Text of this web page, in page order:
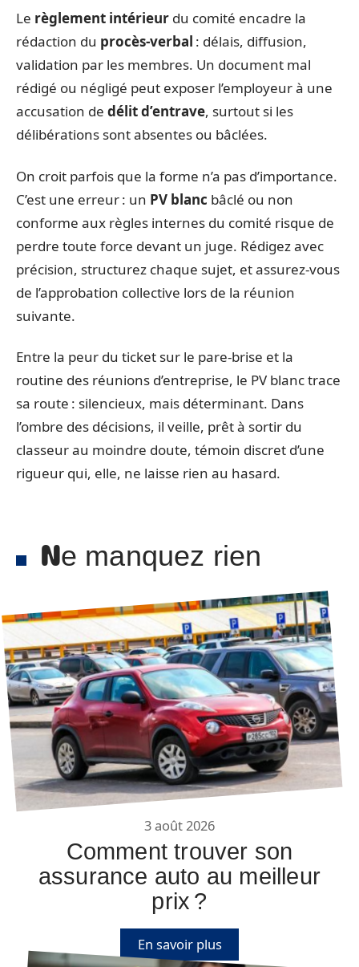
Le règlement intérieur du comité encadre la
rédaction du procès-verbal : délais, diffusion,
validation par les membres. Un document mal
rédigé ou négligé peut exposer l’employeur à une
accusation de délit d’entrave, surtout si les
délibérations sont absentes ou bâclées.
On croit parfois que la forme n’a pas d’importance.
C’est une erreur : un PV blanc bâclé ou non
conforme aux règles internes du comité risque de
perdre toute force devant un juge. Rédigez avec
précision, structurez chaque sujet, et assurez-vous
de l’approbation collective lors de la réunion
suivante.
Entre la peur du ticket sur le pare-brise et la
routine des réunions d’entreprise, le PV blanc trace
sa route : silencieux, mais déterminant. Dans
l’ombre des décisions, il veille, prêt à sortir du
classeur au moindre doute, témoin discret d’une
rigueur qui, elle, ne laisse rien au hasard.
Ne manquez rien
3 août 2026
Comment trouver son
assurance auto au meilleur
prix ?
En savoir plus